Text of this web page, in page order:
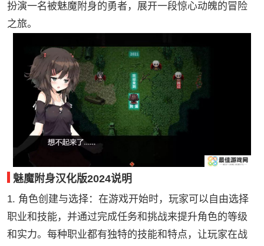
扮演一名被魅魔附身的勇者，展开一段惊心动魄的冒险
之旅。
魅魔附身汉化版2024说明
1. 角色创建与选择：在游戏开始时，玩家可以自由选择
职业和技能，并通过完成任务和挑战来提升角色的等级
和实力。每种职业都有独特的技能和特点，让玩家在战